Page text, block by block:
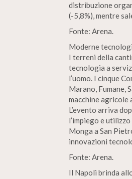
distribuzione
(-5,8%), mentre
Fonte: Arena.
Moderne
I terreni della
tecnologia a
l’uomo. I cinque
Marano, Fumane,
macchine
L’evento arriva
l’impiego e
Monga a San
innovazioni
Fonte: Arena.
Il Napoli brinda